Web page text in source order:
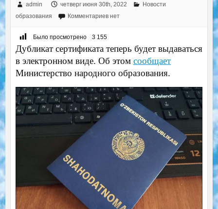
admin четверг июня 30th, 2022
Новости
образования
Комментариев нет
Было просмотрено 3 155
Дубликат сертификата теперь будет выдаваться
в электронном виде. Об этом сообщает
Министерство народного образования.